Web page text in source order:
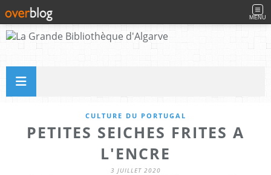
MENU
CULTURE DU PORTUGAL
PETITES SEICHES FRITES A
L'ENCRE
3 JUILLET 2020